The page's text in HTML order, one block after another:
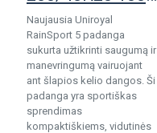
Naujausia Uniroyal
RainSport 5 padanga
sukurta užtikrinti saugumą ir
manevringumą vairuojant
ant šlapios kelio dangos. Ši
padanga yra sportiškas
sprendimas
kompaktiškiems, vidutinės